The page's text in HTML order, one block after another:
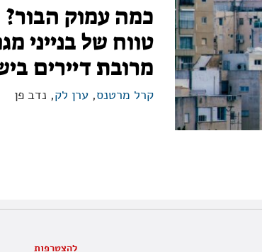
כמה עמוק
טווח של בנייני
מרובת דיירים
קרל מרטנס, ערן לק, נדב פן
להצטרפות